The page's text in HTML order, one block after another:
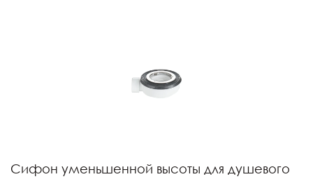
Сифон уменьшенной высоты для душевого